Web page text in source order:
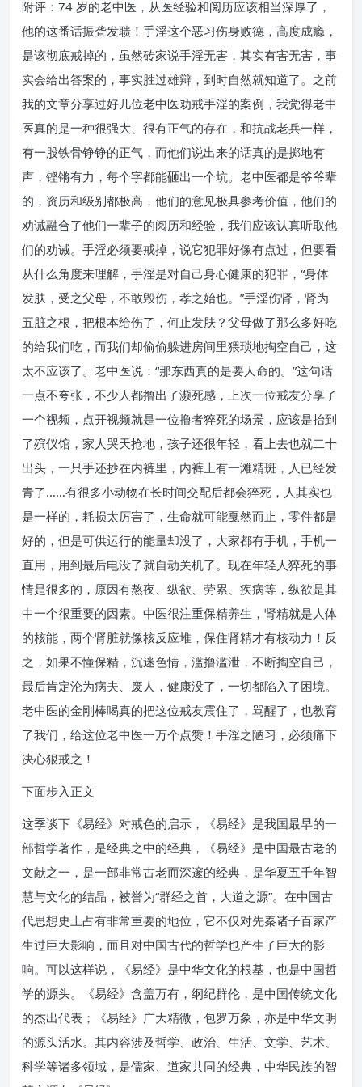
附评：74 岁的老中医，从医经验和阅历应该相当深厚了，
他的这番话振聋发聩！手淫这个恶习伤身败德，高度成瘾，
是该彻底戒掉的，虽然砖家说手淫无害，其实有害无害，事
实会给出答案的，事实胜过雄辩，到时自然就知道了。之前
我的文章分享过好几位老中医劝戒手淫的案例，我觉得老中
医真的是一种很强大、很有正气的存在，和抗战老兵一样，
有一股铁骨铮铮的正气，而他们说出来的话真的是掷地有
声，铿锵有力，每个字都能砸出一个坑。老中医都是爷爷辈
的，资历和级别都极高，他们的意见极具参考价值，他们的
劝诫融合了他们一辈子的阅历和经验，我们应该认真听取他
们的劝诫。手淫必须要戒掉，说它犯罪好像有点过，但要看
从什么角度来理解，手淫是对自己身心健康的犯罪，“身体
发肤，受之父母，不敢毁伤，孝之始也。”手淫伤肾，肾为
五脏之根，把根本给伤了，何止发肤？父母做了那么多好吃
的给我们吃，而我们却偷偷躲进房间里猥琐地掏空自己，这
太不应该了。老中医说：“那东西真的是要人命的。”这句话
一点不夸张，不少人都撸出了濒死感，上次一位戒友分享了
一个视频，点开视频就是一位撸者猝死的场景，应该是抬到
了殡仪馆，家人哭天抢地，孩子还很年轻，看上去也就二十
出头，一只手还抄在内裤里，内裤上有一滩精斑，人已经发
青了……有很多小动物在长时间交配后都会猝死，人其实也
是一样的，耗损太厉害了，生命就可能戛然而止，零件都是
好的，但是可供运行的能量却没了，大家都有手机，手机一
直用，用到最后电没了就自动关机了。现在年轻人猝死的事
情是很多的，原因有熬夜、纵欲、劳累、疾病等，纵欲是其
中一个很重要的因素。中医很注重保精养生，肾精就是人体
的核能，两个肾脏就像核反应堆，保住肾精才有核动力！反
之，如果不懂保精，沉迷色情，滥撸滥泄，不断掏空自己，
最后肯定沦为病夫、废人，健康没了，一切都陷入了困境。
老中医的金刚棒喝真的把这位戒友震住了，骂醒了，也教育
了我们，给这位老中医一万个点赞！手淫之陋习，必须痛下
决心狠戒之！
下面步入正文
这季谈下《易经》对戒色的启示，《易经》是我国最早的一
部哲学著作，是经典之中的经典，《易经》是中国最古老的
文献之一，是一部非常古老而深邃的经典，是华夏五千年智
慧与文化的结晶，被誉为“群经之首，大道之源”。在中国古
代思想史上占有非常重要的地位，它不仅对先秦诸子百家产
生过巨大影响，而且对中国古代的哲学也产生了巨大的影
响。可以这样说，《易经》是中华文化的根基，也是中国哲
学的源头。《易经》含盖万有，纲纪群伦，是中国传统文化
的杰出代表；《易经》广大精微，包罗万象，亦是中华文明
的源头活水。其内容涉及哲学、政治、生活、文学、艺术、
科学等诸多领域，是儒家、道家共同的经典，中华民族的智